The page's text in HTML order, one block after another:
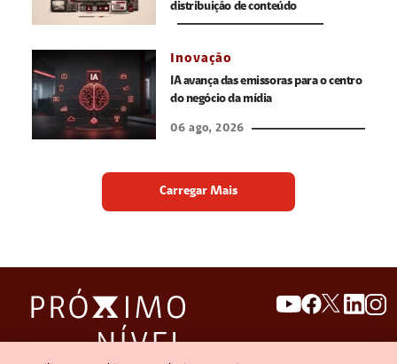
distribuição de conteúdo
Inovação
IA avança das emissoras para o centro
do negócio da mídia
06 ago, 2026
Carregar Mais